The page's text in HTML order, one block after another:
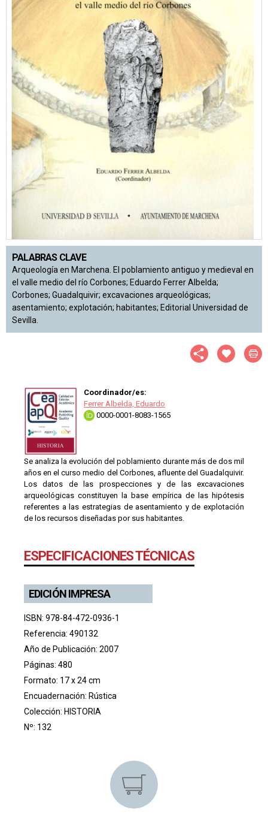
PALABRAS CLAVE
Arqueología en Marchena. El poblamiento antiguo y medieval en
el valle medio del río Corbones; Eduardo Ferrer Albelda;
Corbones; Guadalquivir; excavaciones arqueológicas;
asentamiento; explotación; habitantes; Editorial Universidad de
Sevilla.
Coordinador/es:
Ferrer Albelda, Eduardo
0000-0001-8083-1565
Se analiza la evolución del poblamiento durante más de dos mil
años en el curso medio del Corbones, afluente del Guadalquivir.
Los datos de las prospecciones y de las excavaciones
arqueológicas constituyen la base empírica de las hipótesis
referentes a las estrategias de asentamiento y de explotación
de los recursos diseñadas por sus habitantes.
ESPECIFICACIONES TÉCNICAS
EDICIÓN IMPRESA
ISBN: 978-84-472-0936-1
Referencia: 490132
Año de Publicación: 2007
Páginas: 480
Formato: 17 x 24 cm
Encuadernación: Rústica
Colección: HISTORIA
Nº: 132